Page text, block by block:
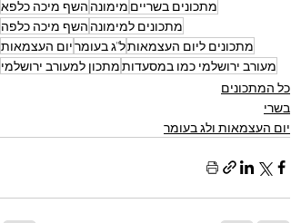
מתכונים בשריים מימונה השף מיכה כלפא
מתכונים למימונה השף מיכה כלפה
מתכונים ליום העצמאותל"ג בעומריום העצמאות
מעורב ירושלמי כמו במסעדותמתכון למעורב ירושלמי
כל המתכונים
בשרי
יום העצמאות ולג בעומר